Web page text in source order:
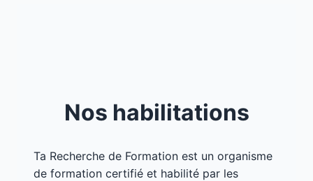
Nos habilitations
Ta Recherche de Formation est un organisme
de formation certifié et habilité par les